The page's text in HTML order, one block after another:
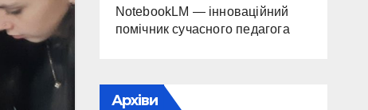
NotebookLM — інноваційний
помічник сучасного педагога
Архіви